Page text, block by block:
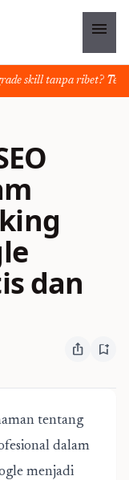
menu
skill tanpa ribet?
dan
ios_share bookmark_add
tentang
dalam
menjadi